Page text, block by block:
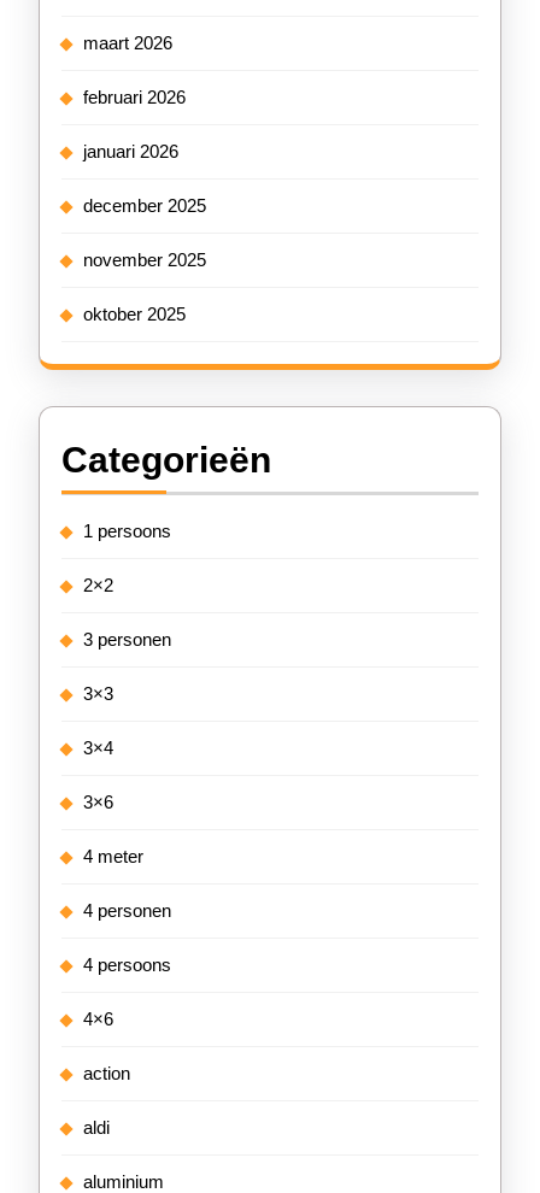
maart 2026
februari 2026
januari 2026
december 2025
november 2025
oktober 2025
Categorieën
1 persoons
2×2
3 personen
3×3
3×4
3×6
4 meter
4 personen
4 persoons
4×6
action
aldi
aluminium